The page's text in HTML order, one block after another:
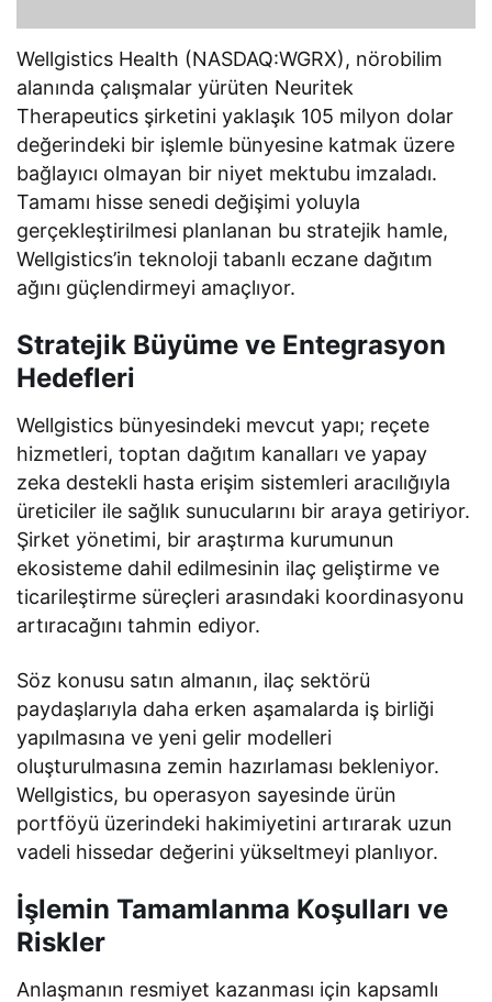
Wellgistics Health (NASDAQ:WGRX), nörobilim
alanında çalışmalar yürüten Neuritek
Therapeutics şirketini yaklaşık 105 milyon dolar
değerindeki bir işlemle bünyesine katmak üzere
bağlayıcı olmayan bir niyet mektubu imzaladı.
Tamamı hisse senedi değişimi yoluyla
gerçekleştirilmesi planlanan bu stratejik hamle,
Wellgistics’in teknoloji tabanlı eczane dağıtım
ağını güçlendirmeyi amaçlıyor.
Stratejik Büyüme ve Entegrasyon
Hedefleri
Wellgistics bünyesindeki mevcut yapı; reçete
hizmetleri, toptan dağıtım kanalları ve yapay
zeka destekli hasta erişim sistemleri aracılığıyla
üreticiler ile sağlık sunucularını bir araya getiriyor.
Şirket yönetimi, bir araştırma kurumunun
ekosisteme dahil edilmesinin ilaç geliştirme ve
ticarileştirme süreçleri arasındaki koordinasyonu
artıracağını tahmin ediyor.
Söz konusu satın almanın, ilaç sektörü
paydaşlarıyla daha erken aşamalarda iş birliği
yapılmasına ve yeni gelir modelleri
oluşturulmasına zemin hazırlaması bekleniyor.
Wellgistics, bu operasyon sayesinde ürün
portföyü üzerindeki hakimiyetini artırarak uzun
vadeli hissedar değerini yükseltmeyi planlıyor.
İşlemin Tamamlanma Koşulları ve
Riskler
Anlaşmanın resmiyet kazanması için kapsamlı